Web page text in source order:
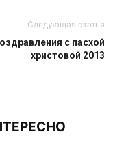
Следующая статья
с пасхой
христовой 2013